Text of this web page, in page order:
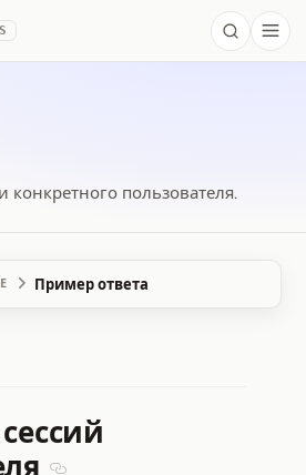
Search
конкретного пользователя.
Пример ответа